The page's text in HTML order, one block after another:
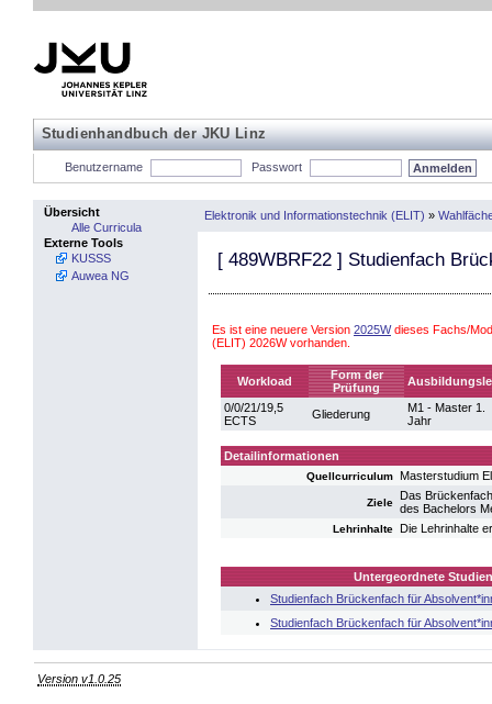
Studienhandbuch der JKU Linz
Benutzername Passwort
Übersicht
Alle Curricula
Externe Tools
KUSSS
Auwea NG
Elektronik und Informationstechnik (ELIT) »
[ 489WBRF22 ] Studienfach
Es ist eine neuere Version 2025Wdieses Fachs/
(ELIT) 2026W vorhanden.
Workload
Form der
Prüfung
0/0/21/19,5
ECTS
Gliederung
M1 - Master 1.
Jahr
Detailinformationen
Quellcurriculum Masterstudium
Ziele
Das
des Bachelors
Lehrinhalte Die Lehrinhalte
Untergeordnete
Studienfach Brückenfach für
Studienfach Brückenfach für
Version v1.0.25